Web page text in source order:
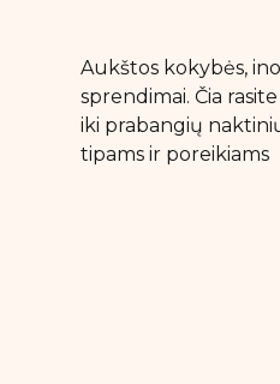
Aukštos kokybės,
sprendimai. Čia
iki prabangių
tipams ir poreikiams